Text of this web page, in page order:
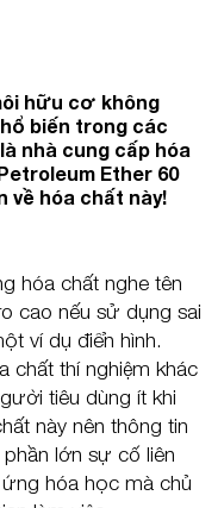
hữu cơ không
biến trong các
nhà cung cấp hóa
Ether 60
về hóa chất này!
hóa chất nghe tên
cao nếu sử dụng sai
ví dụ điển hình.
chất thí nghiệm khác
tiêu dùng ít khi
này nên thông tin
lớn sự cố liên
hóa học mà chủ